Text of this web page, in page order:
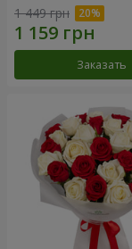
1 449 грн
Заказать